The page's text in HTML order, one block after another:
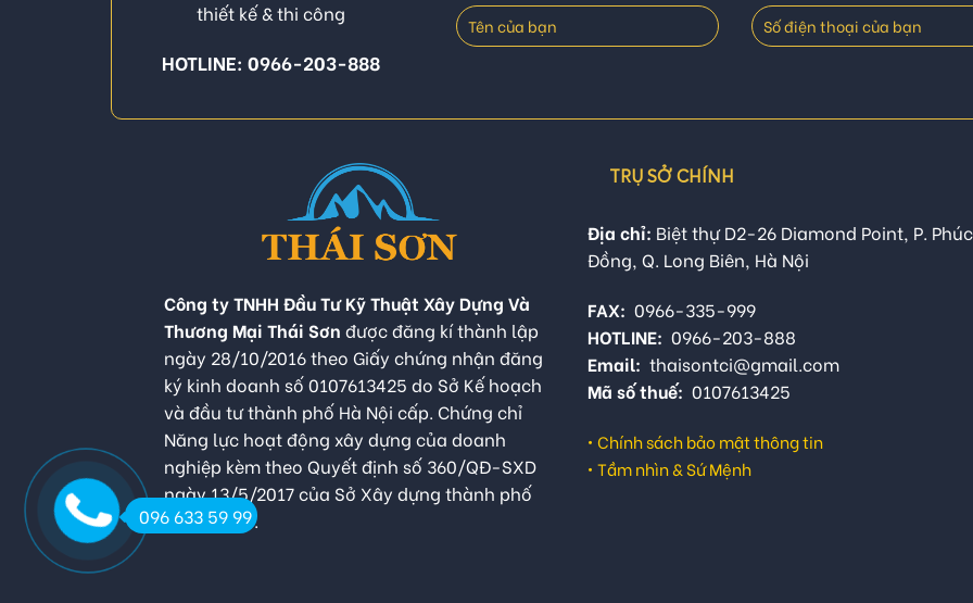
thiết kế & thi công
HOTLINE: 0966-203-888
Công ty TNHH Đầu Tư Kỹ Thuật Xây Dựng Và
Thương Mại Thái Sơn được đăng kí thành lập
ngày 28/10/2016 theo Giấy chứng nhận đăng
ký kinh doanh số 0107613425 do Sở Kế hoạch
và đầu tư thành phố Hà Nội cấp. Chứng chỉ
Năng lực hoạt động xây dựng của doanh
nghiệp kèm theo Quyết định số 360/QĐ-SXD
ngày 13/5/2017 của Sở Xây dựng thành phố
Hà Nội cấp.
TRỤ SỞ CHÍNH
Địa chỉ: Biệt thự D2-26 Diamond Point, P. Phúc
Đồng, Q. Long Biên, Hà Nội
FAX: 0966-335-999
HOTLINE: 0966-203-888
Email: thaisontci@gmail.com
Mã số thuế: 0107613425
• Chính sách bảo mật thông tin
• Tầm nhìn & Sứ Mệnh
096 633 59 99